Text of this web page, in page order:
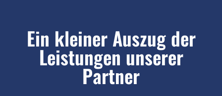
Ein kleiner Auszug der
Leistungen unserer
Partner